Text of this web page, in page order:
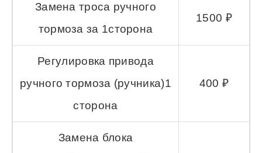
Замена троса ручного
тормоза за 1сторона
1500 ₽
Регулировка привода
ручного тормоза (ручника)1
сторона
400 ₽
Замена блока